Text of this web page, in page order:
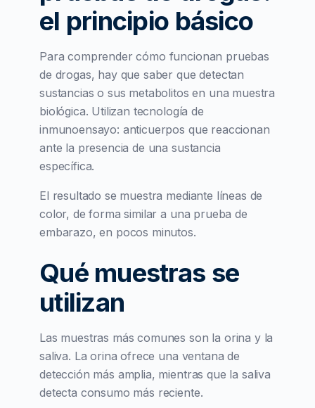
el principio básico
Para comprender cómo funcionan pruebas
de drogas, hay que saber que detectan
sustancias o sus metabolitos en una muestra
biológica. Utilizan tecnología de
inmunoensayo: anticuerpos que reaccionan
ante la presencia de una sustancia
específica.
El resultado se muestra mediante líneas de
color, de forma similar a una prueba de
embarazo, en pocos minutos.
Qué muestras se
utilizan
Las muestras más comunes son la orina y la
saliva. La orina ofrece una ventana de
detección más amplia, mientras que la saliva
detecta consumo más reciente.